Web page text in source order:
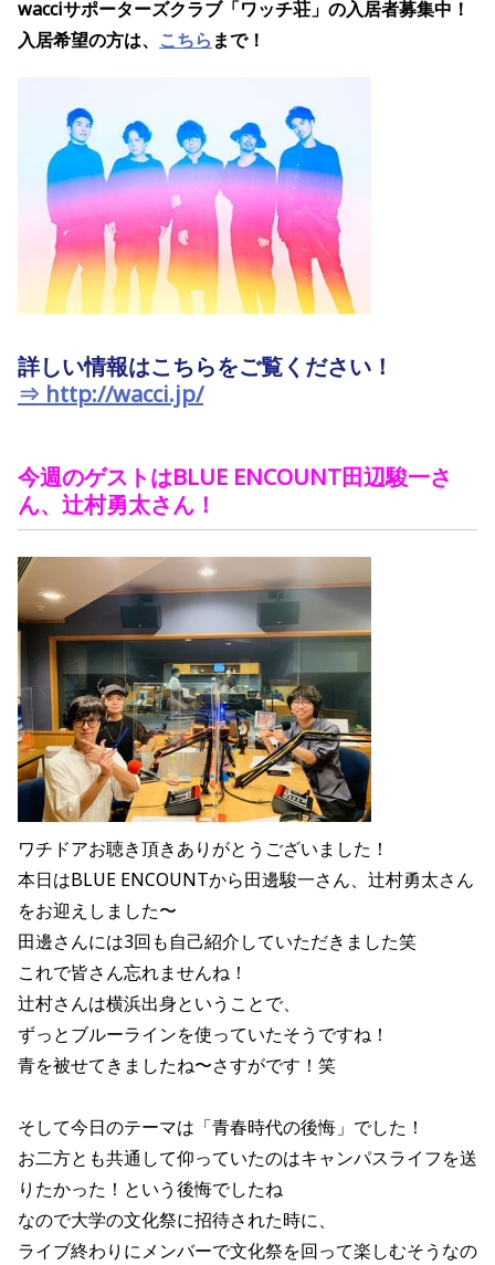
wacciサポーターズクラブ「ワッチ荘」の入居者募集中！
入居希望の方は、 こちら まで！
詳しい情報はこちらをご覧ください！
⇒ http://wacci.jp/
今週のゲストはBLUE ENCOUNT田辺駿一さ
ん、辻村勇太さん！
ワチドアお聴き頂きありがとうございました！
本日はBLUE ENCOUNTから田邊駿一さん、辻村勇太さん
をお迎えしました〜
田邊さんには3回も自己紹介していただきました笑
これで皆さん忘れませんね！
辻村さんは横浜出身ということで、
ずっとブルーラインを使っていたそうですね！
青を被せてきましたね〜さすがです！笑
そして今日のテーマは「青春時代の後悔」でした！
お二方とも共通して仰っていたのはキャンパスライフを送
りたかった！という後悔でしたね
なので大学の文化祭に招待された時に、
ライブ終わりにメンバーで文化祭を回って楽しむそうなの